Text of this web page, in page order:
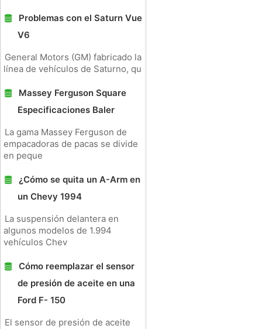
Problemas con el Saturn Vue
V6
General Motors (GM) fabricado la
línea de vehículos de Saturno, qu
Massey Ferguson Square
Especificaciones Baler
La gama Massey Ferguson de
empacadoras de pacas se divide
en peque
¿Cómo se quita un A-Arm en
un Chevy 1994
La suspensión delantera en
algunos modelos de 1.994
vehículos Chev
Cómo reemplazar el sensor
de presión de aceite en una
Ford F- 150
El sensor de presión de aceite